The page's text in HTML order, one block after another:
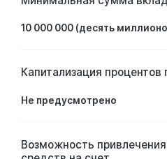
10 000 000 (десять
Капитализация процентов
Не предусмотрено
Возможность